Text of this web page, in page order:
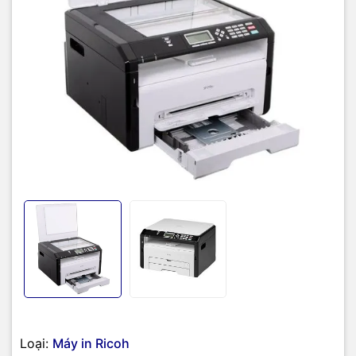
Loại: Máy in Ricoh
Đặc Điểm Nổi Bật Của
RicohSP 210SU
Thiết kế nhỏ gọn, hiện đại:
Tốc độ in nhanh: Lên đến 22 trang/phút, giúp tiết kiệm thời gian.